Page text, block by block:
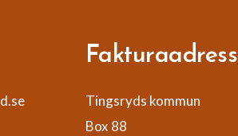
Fakturaadress
Tingsryds kommun
Box 88